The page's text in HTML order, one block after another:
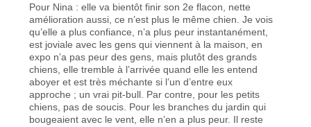
Pour Nina : elle va bientôt finir son 2e flacon, nette
amélioration aussi, ce n’est plus le même chien. Je vois
qu’elle a plus confiance, n’a plus peur instantanément,
est joviale avec les gens qui viennent à la maison, en
expo n’a pas peur des gens, mais plutôt des grands
chiens, elle tremble à l’arrivée quand elle les entend
aboyer et est très méchante si l’un d’entre eux
approche ; un vrai pit-bull. Par contre, pour les petits
chiens, pas de soucis. Pour les branches du jardin qui
bougeaient avec le vent, elle n’en a plus peur. Il reste